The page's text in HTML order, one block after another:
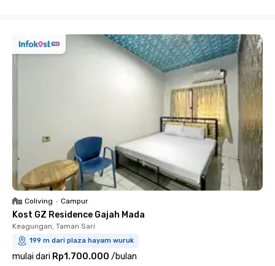
Coliving • Campur
Kost GZ Residence Gajah Mada
Keagungan, Taman Sari
199 m dari plaza hayam wuruk
mulai dari Rp1.700.000 /bulan